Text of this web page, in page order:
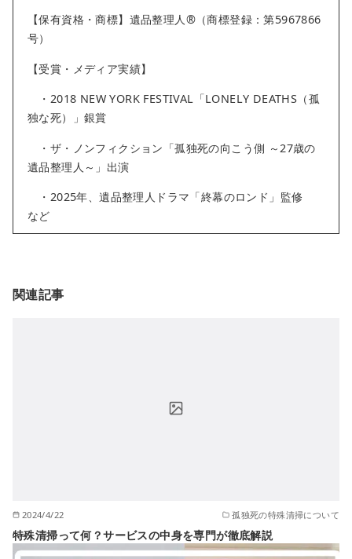
【保有資格・商標】遺品整理人®︎（商標登録：第5967866
号）
【受賞・メディア実績】
・2018 NEW YORK FESTIVAL「LONELY DEATHS（孤
独な死）」銀賞
・ザ・ノンフィクション「孤独死の向こう側 ～27歳の
遺品整理人～」出演
・2025年、遺品整理人ドラマ「終幕のロンド」監修
など
関連記事
2024/4/22 孤独死の特殊清掃について
特殊清掃って何？サービスの中身を専門が徹底解説